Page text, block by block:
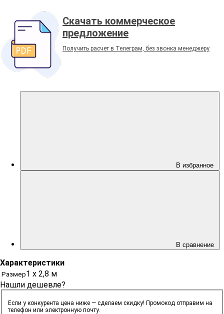
Скачать коммерческое
предложение
Получить расчет в Телеграм, без звонка менеджеру
В избранное
В сравнение
Характеристики
Размер1 х 2,8 м
Нашли дешевле?
Если у конкурента цена ниже — сделаем скидку! Промокод отправим на
телефон или электронную почту.